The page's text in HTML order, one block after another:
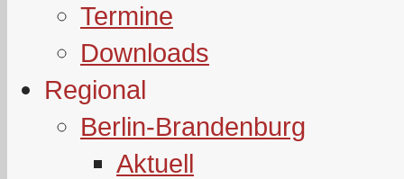
Termine
Downloads
Regional
Berlin-Brandenburg
Aktuell